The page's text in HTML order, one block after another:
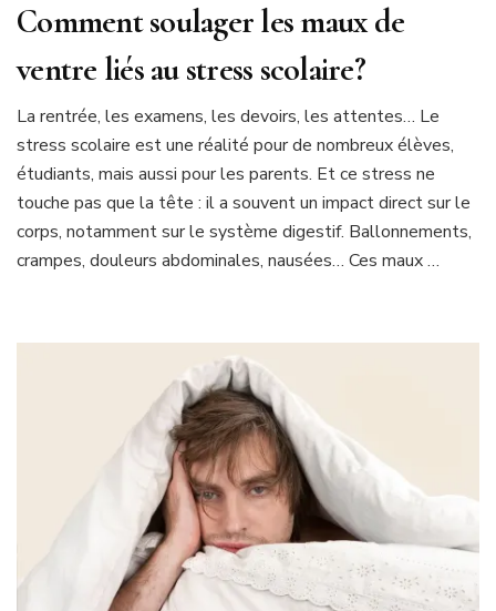
Comment soulager les maux de
ventre liés au stress scolaire?
La rentrée, les examens, les devoirs, les attentes… Le
stress scolaire est une réalité pour de nombreux élèves,
étudiants, mais aussi pour les parents. Et ce stress ne
touche pas que la tête : il a souvent un impact direct sur le
corps, notamment sur le système digestif. Ballonnements,
crampes, douleurs abdominales, nausées… Ces maux …